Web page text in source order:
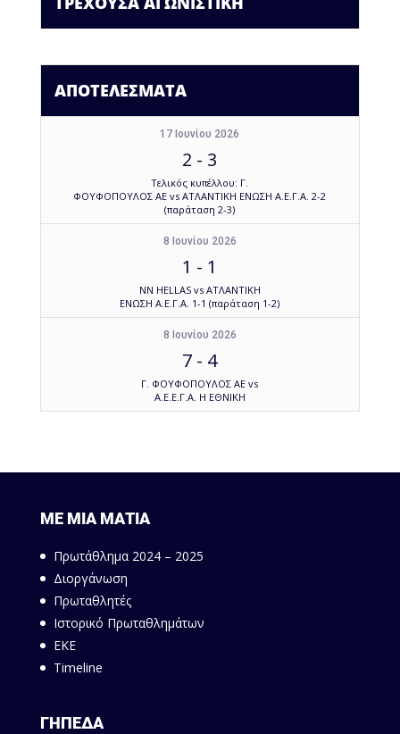
ΑΠΟΤΕΛΕΣΜΑΤΑ
17 Ιουνίου 2026
2 - 3
Τελικός κυπέλλου: Γ.
ΦΟΥΦΟΠΟΥΛΟΣ ΑΕ vs ΑΤΛΑΝΤΙΚΗ ΕΝΩΣΗ Α.Ε.Γ.Α. 2-2
(παράταση 2-3)
8 Ιουνίου 2026
1 - 1
NN HELLAS vs ΑΤΛΑΝΤΙΚΗ
ΕΝΩΣΗ Α.Ε.Γ.Α. 1-1 (παράταση 1-2)
8 Ιουνίου 2026
7 - 4
Γ. ΦΟΥΦΟΠΟΥΛΟΣ ΑΕ vs
Α.Ε.Ε.Γ.Α. Η ΕΘΝΙΚΗ
ΜΕ ΜΙΑ ΜΑΤΙΑ
Πρωτάθλημα 2024 – 2025
Διοργάνωση
Πρωταθλητές
Ιστορικό Πρωταθλημάτων
ΕΚΕ
Timeline
ΓΗΠΕΔΑ